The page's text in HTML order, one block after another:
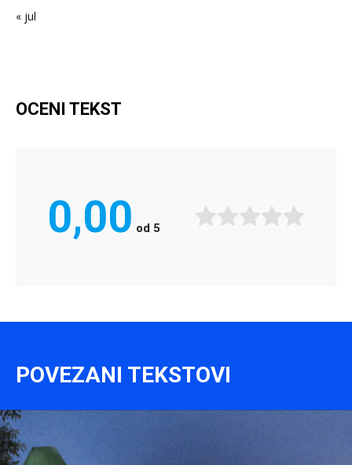
« jul
OCENI TEKST
0,00 od 5
POVEZANI TEKSTOVI